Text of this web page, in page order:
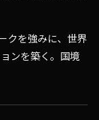
クを強みに、世界
ンを築く。国境